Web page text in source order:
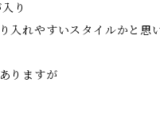
り
れやすいスタイルかと思い
りますが